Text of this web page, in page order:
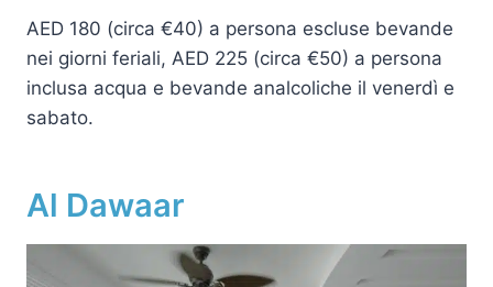
AED 180 (circa €40) a persona escluse bevande
nei giorni feriali, AED 225 (circa €50) a persona
inclusa acqua e bevande analcoliche il venerdì e
sabato.
Al Dawaar